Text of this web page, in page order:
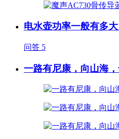
电水壶功率一般有多
问答 5
一路有尼康，向山海